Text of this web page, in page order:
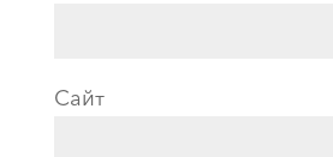
Сайт